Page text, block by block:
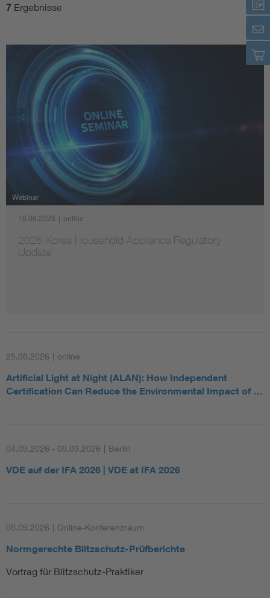
7 Ergebnisse
Webinar
18.08.2026 | online
2026 Korea Household Appliance Regulatory
Update
25.08.2026 | online
Artificial Light at Night (ALAN): How Independent
Certification Can Reduce the Environmental Impact of …
04.09.2026 - 08.09.2026 | Berlin
VDE auf der IFA 2026 | VDE at IFA 2026
08.09.2026 | Online-Konferenzraum
Normgerechte Blitzschutz-Prüfberichte
Vortrag für Blitzschutz-Praktiker